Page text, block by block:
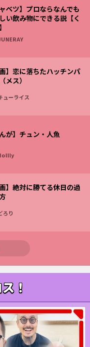
ャベツ】プロならなんでも
い飲み物にできる説【く
画】恋に落ちたハッチンパ
メス）
ューライス
んが】チュン・人魚
画】絶対に勝てる休日の過
ろり
！